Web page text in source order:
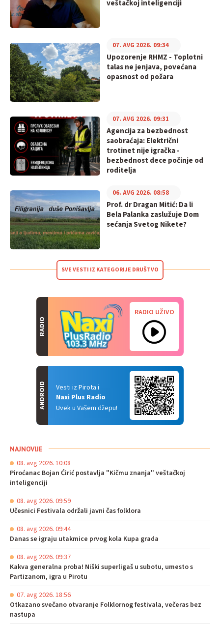
veštačkoj inteligenciji
Upozorenje RHMZ - Toplotni
talas ne jenjava, povećana
opasnost od požara
07. AVG 2026. 09:34
Agencija za bezbednost
saobraćaja: Električni
trotinet nije igračka -
bezbednost dece počinje od
roditelja
07. AVG 2026. 09:31
Prof. dr Dragan Mitić: Da li
Bela Palanka zaslužuje Dom
sećanja Svetog Nikete?
06. AVG 2026. 08:58
SVE VESTI IZ KATEGORIJE DRUŠTVO
RADIO
RADIO UŽIVO
Vesti iz Pirota i
Naxi Plus Radio
Uvek u Vašem džepu!
ANDROID
NAJNOVIJE
08. avg 2026. 10:08
Piroćanac Bojan Ćirić postavlja "Kičmu znanja" veštačkoj
inteligenciji
08. avg 2026. 09:59
Učesnici Festivala održali javni čas folklora
08. avg 2026. 09:44
Danas se igraju utakmice prvog kola Kupa grada
08. avg 2026. 09:37
Kakva generalna proba! Niški superligaš u subotu, umesto s
Partizanom, igra u Pirotu
07. avg 2026. 18:56
Otkazano svečano otvaranje Folklornog festivala, večeras bez
nastupa